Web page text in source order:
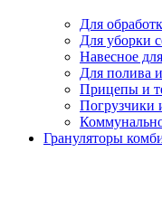
Для
Для уборки
Навесное
Для полива
Прицепы и
Погрузчики
Грануляторы